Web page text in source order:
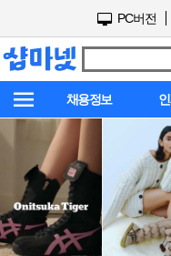
PC버전
채용정보